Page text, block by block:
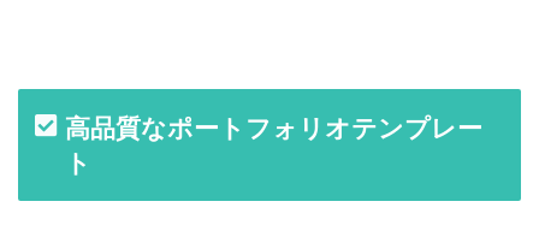
高品質なポートフォリオテンプレー
ト